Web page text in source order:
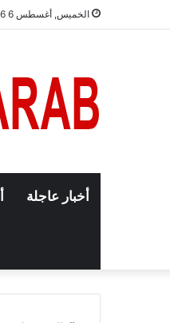
الخميس, أغسطس 6 2026
أخبار عاجلة